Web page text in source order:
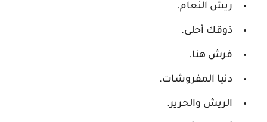
ريش النعام.
ذوقك أحلى.
فرش هنا.
دنيا المفروشات.
الريش والحرير.